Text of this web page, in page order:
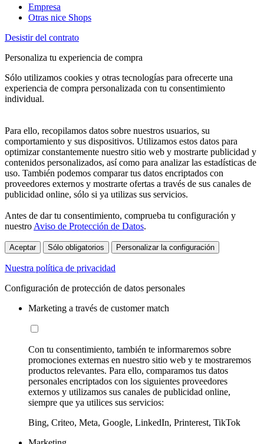
Empresa
Otras nice Shops
Desistir del contrato
Personaliza tu experiencia de compra
Sólo utilizamos cookies y otras tecnologías para ofrecerte una
experiencia de compra personalizada con tu consentimiento
individual.
Para ello, recopilamos datos sobre nuestros usuarios, su
comportamiento y sus dispositivos. Utilizamos estos datos para
optimizar constantemente nuestro sitio web y mostrarte publicidad y
contenidos personalizados, así como para analizar las estadísticas de
uso. También podemos comparar tus datos encriptados con
proveedores externos y mostrarte ofertas a través de sus canales de
publicidad online, sólo si ya utilizas sus servicios.
Antes de dar tu consentimiento, comprueba tu configuración y
nuestro Aviso de Protección de Datos.
Aceptar Sólo obligatorios Personalizar la configuración
Nuestra política de privacidad
Configuración de protección de datos personales
Marketing a través de customer match
Con tu consentimiento, también te informaremos sobre
promociones externas en nuestro sitio web y te mostraremos
productos relevantes. Para ello, comparamos tus datos
personales encriptados con los siguientes proveedores
externos y utilizamos sus canales de publicidad online,
siempre que ya utilices sus servicios:
Bing, Criteo, Meta, Google, LinkedIn, Printerest, TikTok